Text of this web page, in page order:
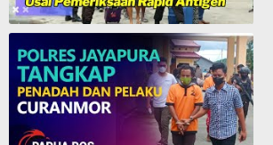
50 Penumpang KM. Labobar Dinyatakan Reaktif Usai Pemeriksaan Rapid Antigen